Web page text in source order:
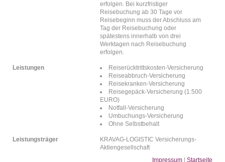
erfolgen. Bei kurzfristiger
Reisebuchung ab 30 Tage vor
Reisebeginn muss der Abschluss am
Tag der Reisebuchung oder
spätestens innerhalb von drei
Werktagen nach Reisebuchung
erfolgen.
Leistungen
Reiserücktrittskosten-Versicherung
Reiseabbruch-Versicherung
Reisekranken-Versicherung
Reisegepäck-Versicherung (1.500
EURO)
Notfall-Versicherung
Umbuchungs-Versicherung
Ohne Selbstbehalt
Leistungsträger
KRAVAG-LOGISTIC Versicherungs-
Aktiengesellschaft
Impressum
Startseite